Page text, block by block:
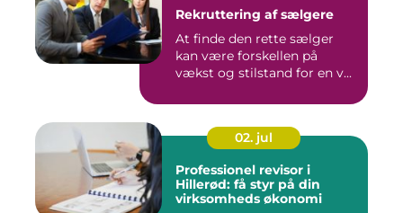
Rekruttering af sælgere
At finde den rette sælger
kan være forskellen på
vækst og stilstand for en v...
02. jul
Professionel revisor i
Hillerød: få styr på din
virksomheds økonomi